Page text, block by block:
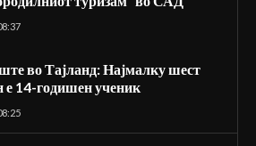
во Тајланд: Најмалку шест
е 14-годишен ученик